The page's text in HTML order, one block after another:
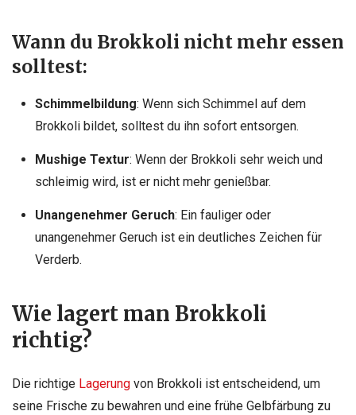
Wann du Brokkoli nicht mehr essen
solltest:
Schimmelbildung: Wenn sich Schimmel auf dem
Brokkoli bildet, solltest du ihn sofort entsorgen.
Mushige Textur: Wenn der Brokkoli sehr weich und
schleimig wird, ist er nicht mehr genießbar.
Unangenehmer Geruch: Ein fauliger oder
unangenehmer Geruch ist ein deutliches Zeichen für
Verderb.
Wie lagert man Brokkoli
richtig?
Die richtige Lagerung von Brokkoli ist entscheidend, um
seine Frische zu bewahren und eine frühe Gelbfärbung zu